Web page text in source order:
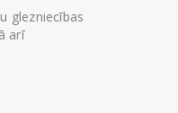
glezniecības
arī